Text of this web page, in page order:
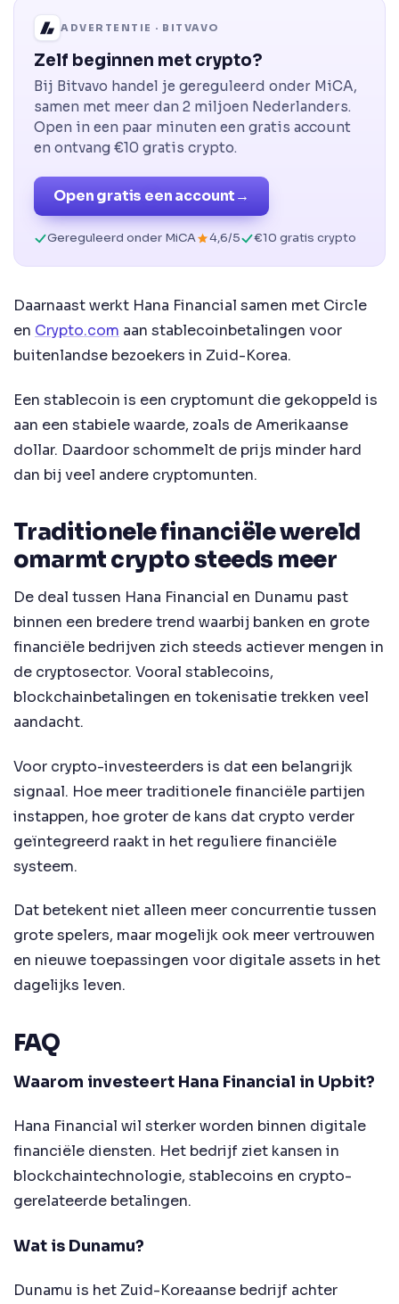
ADVERTENTIE · BITVAVO
Zelf beginnen met crypto?
Bij Bitvavo handel je gereguleerd onder MiCA,
samen met meer dan 2 miljoen Nederlanders.
Open in een paar minuten een gratis account
en ontvang €10 gratis crypto.
Open gratis een account→
Gereguleerd onder MiCA 4,6/5 €10 gratis crypto
Daarnaast werkt Hana Financial samen met Circle
en Crypto.com aan stablecoinbetalingen voor
buitenlandse bezoekers in Zuid-Korea.
Een stablecoin is een cryptomunt die gekoppeld is
aan een stabiele waarde, zoals de Amerikaanse
dollar. Daardoor schommelt de prijs minder hard
dan bij veel andere cryptomunten.
Traditionele financiële wereld
omarmt crypto steeds meer
De deal tussen Hana Financial en Dunamu past
binnen een bredere trend waarbij banken en grote
financiële bedrijven zich steeds actiever mengen in
de cryptosector. Vooral stablecoins,
blockchainbetalingen en tokenisatie trekken veel
aandacht.
Voor crypto-investeerders is dat een belangrijk
signaal. Hoe meer traditionele financiële partijen
instappen, hoe groter de kans dat crypto verder
geïntegreerd raakt in het reguliere financiële
systeem.
Dat betekent niet alleen meer concurrentie tussen
grote spelers, maar mogelijk ook meer vertrouwen
en nieuwe toepassingen voor digitale assets in het
dagelijks leven.
FAQ
Waarom investeert Hana Financial in Upbit?
Hana Financial wil sterker worden binnen digitale
financiële diensten. Het bedrijf ziet kansen in
blockchaintechnologie, stablecoins en crypto-
gerelateerde betalingen.
Wat is Dunamu?
Dunamu is het Zuid-Koreaanse bedrijf achter